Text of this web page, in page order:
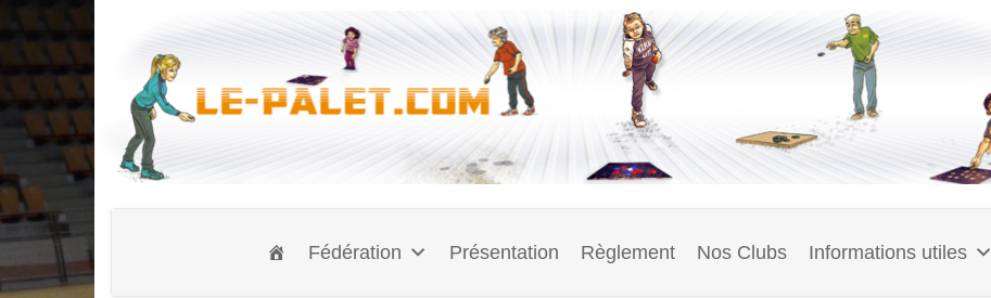
Fédération Présentation Règlement Nos Clubs Informations utiles